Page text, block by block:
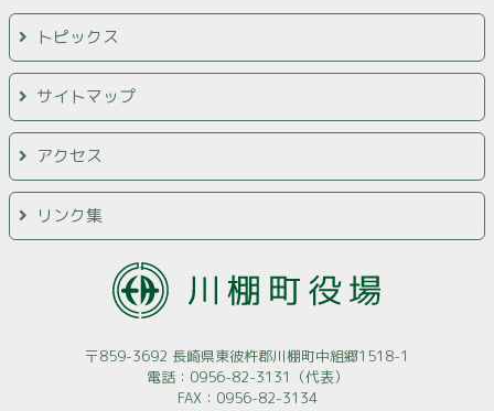
トピックス
サイトマップ
アクセス
リンク集
〒859-3692 長崎県東彼杵郡川棚町中組郷1518-1
電話：0956-82-3131（代表）
FAX：0956-82-3134